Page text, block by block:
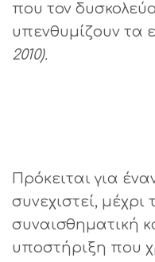
που τον
υπενθυμίζουν τα
2010).
Πρόκειται για
συνεχιστεί, μέχρι
συναισθηματική
υποστήριξη που